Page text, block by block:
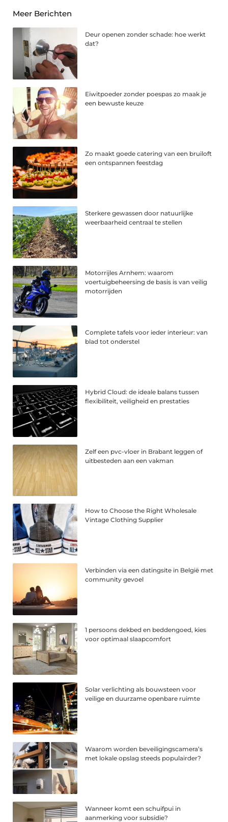
Meer Berichten
Deur openen zonder schade: hoe werkt
dat?
Eiwitpoeder zonder poespas zo maak je
een bewuste keuze
Zo maakt goede catering van een bruiloft
een ontspannen feestdag
Sterkere gewassen door natuurlijke
weerbaarheid centraal te stellen
Motorrijles Arnhem: waarom
voertuigbeheersing de basis is van veilig
motorrijden
Complete tafels voor ieder interieur: van
blad tot onderstel
Hybrid Cloud: de ideale balans tussen
flexibiliteit, veiligheid en prestaties
Zelf een pvc-vloer in Brabant leggen of
uitbesteden aan een vakman
How to Choose the Right Wholesale
Vintage Clothing Supplier
Verbinden via een datingsite in België met
community gevoel
1 persoons dekbed en beddengoed, kies
voor optimaal slaapcomfort
Solar verlichting als bouwsteen voor
veilige en duurzame openbare ruimte
Waarom worden beveiligingscamera’s
met lokale opslag steeds populairder?
Wanneer komt een schuifpui in
aanmerking voor subsidie?